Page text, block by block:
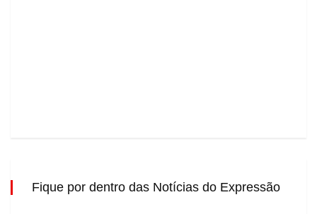
Fique por dentro das Notícias do Expressão